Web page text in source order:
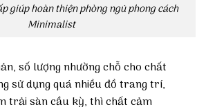
giúp hoàn thiện phòng ngủ phong cách
Minimalist
số lượng nhường chỗ cho chất
sử dụng quá nhiều đồ trang trí,
trải sàn cầu kỳ, thì chất cảm